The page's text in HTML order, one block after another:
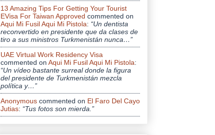
13 Amazing Tips For Getting Your Tourist
EVisa For Taiwan Approved commented on
Aqui Mi Fusil Aqui Mi Pistola: “Un dentista
reconvertido en presidente que da clases de
tiro a sus ministros Turkmenistán nunca…”
UAE Virtual Work Residency Visa
commented on Aqui Mi Fusil Aqui Mi Pistola:
“Un vídeo bastante surreal donde la figura
del presidente de Turkmenistán mezcla
política y…”
Anonymous commented on El Faro Del Cayo
Jutias: “Tus fotos son mierda.”